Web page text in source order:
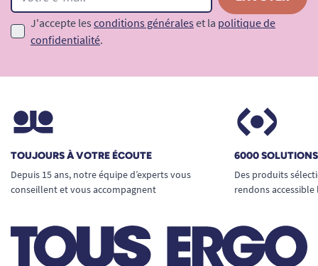
J'accepte les conditions générales et la politique de
confidentialité.
TOUJOURS À VOTRE ÉCOUTE
Depuis 15 ans, notre équipe d’experts vous
conseillent et vous accompagnent
6000
Des produits
rendons